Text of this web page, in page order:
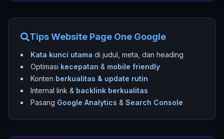
Tips Website Page One Google
Kata kunci utama di judul, meta, dan heading
Optimasi kecepatan & mobile friendly
Konten berkualitas & update rutin
Internal link & backlink berkualitas
Pasang Google Analytics & Search Console